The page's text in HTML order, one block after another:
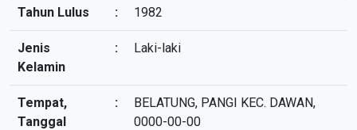
Tahun Lulus : 1982
Jenis
Kelamin
: Laki-laki
Tempat,
Tanggal
:
BELATUNG, PANGI KEC. DAWAN,
0000-00-00